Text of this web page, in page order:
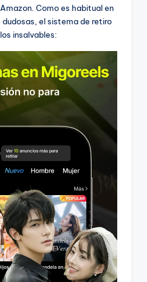
Como es habitual en
el sistema de retiro
insalvables: